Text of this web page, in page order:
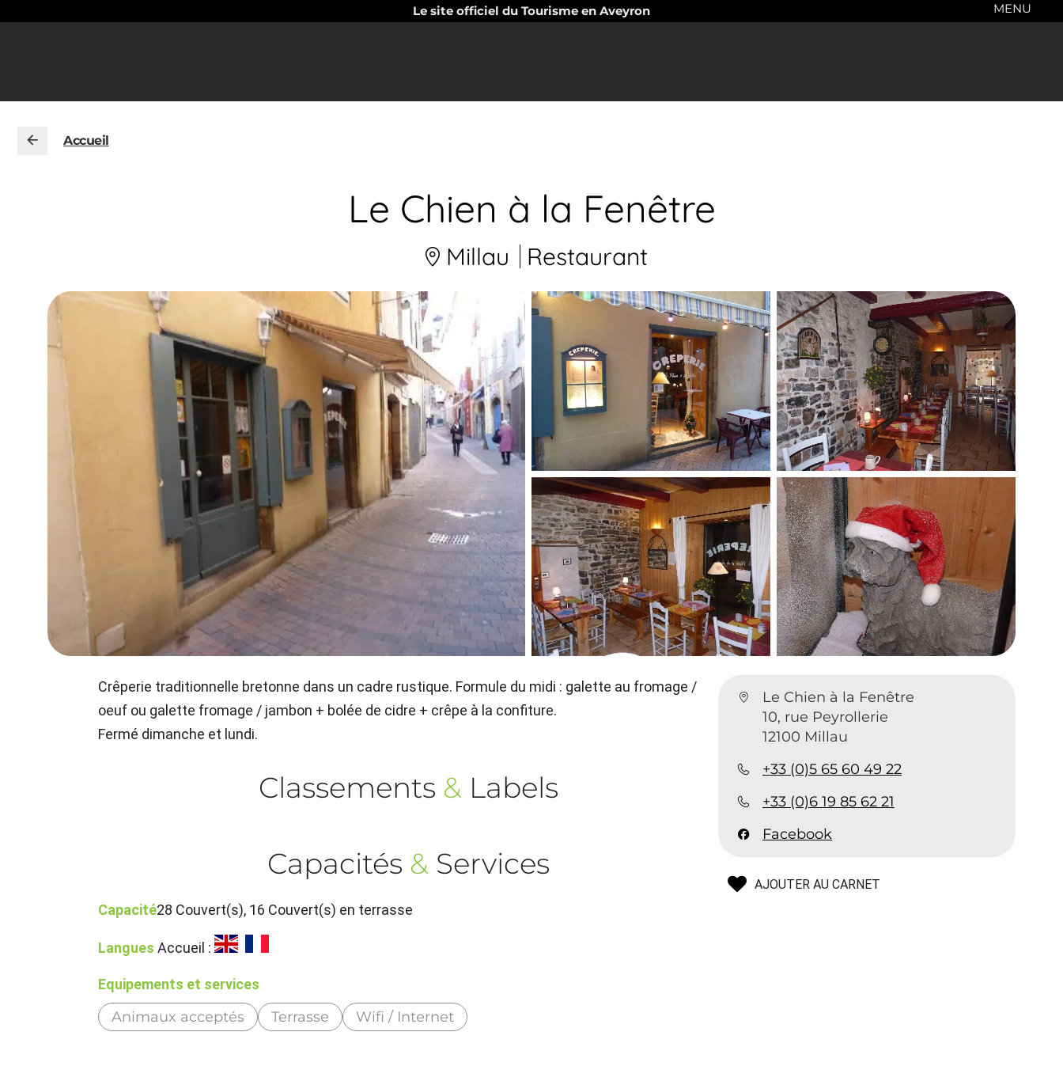
Le site officiel du Tourisme en Aveyron MENU
Accueil
Le Chien à la Fenêtre
Millau Restaurant
Le Chien à la Fenêtre
10, rue Peyrollerie
12100 Millau
+33 (0)5 65 60 49 22
+33 (0)6 19 85 62 21
Facebook
AJOUTER AU CARNET
Crêperie traditionnelle bretonne dans un cadre rustique. Formule du midi : galette au fromage /
oeuf ou galette fromage / jambon + bolée de cidre + crêpe à la confiture.
Fermé dimanche et lundi.
Classements & Labels
Capacités & Services
Capacité28 Couvert(s), 16 Couvert(s) en terrasse
Langues Accueil :
Equipements et services
Animaux acceptés Terrasse Wifi / Internet